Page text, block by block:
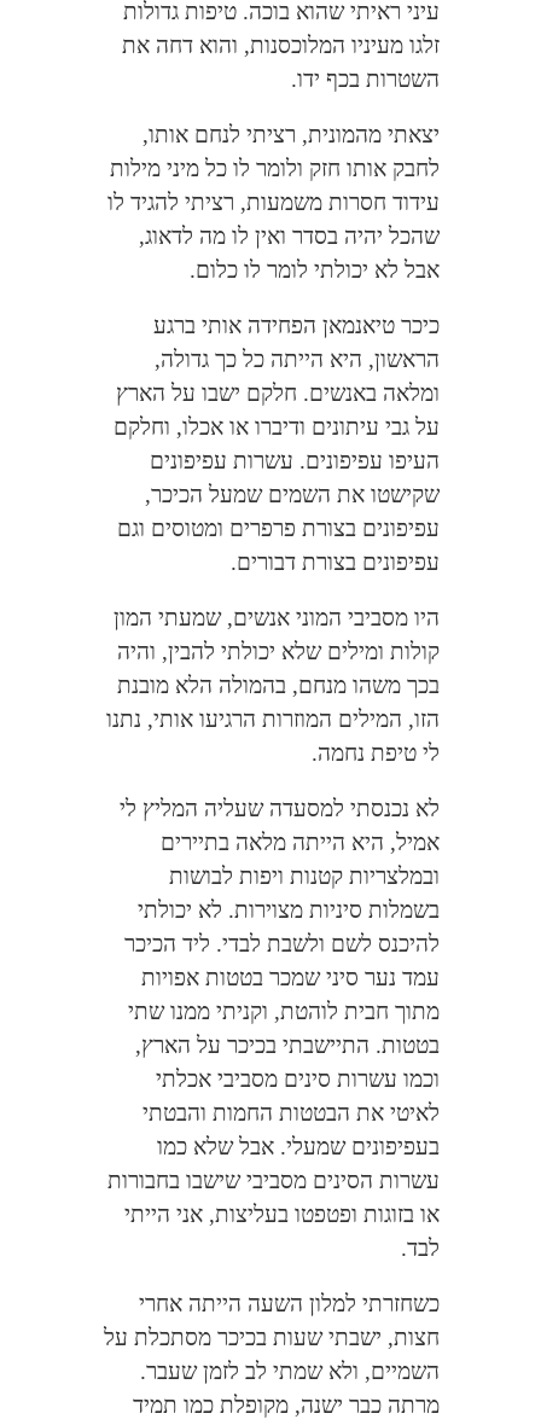
עיני ראיתי שהוא בוכה. טיפות גדולות
זלגו מעיניו המלוכסנות, והוא דחה את
השטרות בכף ידו.
יצאתי מהמונית, רציתי לנחם אותו,
לחבק אותו חזק ולומר לו כל מיני מילות
עידוד חסרות משמעות, רציתי להגיד לו
שהכל יהיה בסדר ואין לו מה לדאוג,
אבל לא יכולתי לומר לו כלום.
כיכר טיאנמאן הפחידה אותי ברגע
הראשון, היא הייתה כל כך גדולה,
ומלאה באנשים. חלקם ישבו על הארץ
על גבי עיתונים ודיברו או אכלו, וחלקם
העיפו עפיפונים. עשרות עפיפונים
שקישטו את השמים שמעל הכיכר,
עפיפונים בצורת פרפרים ומטוסים וגם
עפיפונים בצורת דבורים.
היו מסביבי המוני אנשים, שמעתי המון
קולות ומילים שלא יכולתי להבין, והיה
בכך משהו מנחם, בהמולה הלא מובנת
הזו, המילים המוזרות הרגיעו אותי, נתנו
לי טיפת נחמה.
לא נכנסתי למסעדה שעליה המליץ לי
אמיל, היא הייתה מלאה בתיירים
ובמלצריות קטנות ויפות לבושות
בשמלות סיניות מצוירות. לא יכולתי
להיכנס לשם ולשבת לבדי. ליד הכיכר
עמד נער סיני שמכר בטטות אפויות
מתוך חבית לוהטת, וקניתי ממנו שתי
בטטות. התיישבתי בכיכר על הארץ,
וכמו עשרות סינים מסביבי אכלתי
לאיטי את הבטטות החמות והבטתי
בעפיפונים שמעלי. אבל שלא כמו
עשרות הסינים מסביבי שישבו בחבורות
או בזוגות ופטפטו בעליצות, אני הייתי
לבד.
כשחזרתי למלון השעה הייתה אחרי
חצות, ישבתי שעות בכיכר מסתכלת על
השמיים, ולא שמתי לב לזמן שעבר.
מרתה כבר ישנה, מקופלת כמו תמיד